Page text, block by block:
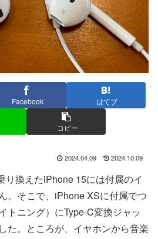
Facebook はてブ
コピー
2024.04.09 2024.10.09
り換えたiPhone 15には付属のイ
。そこで、iPhone XSに付属でつ
トニング）にType-C変換ジャッ
た。ところが、イヤホンから音楽